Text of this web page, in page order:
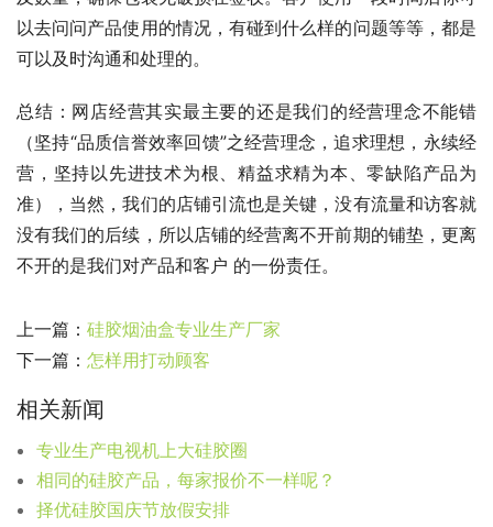
以去问问产品使用的情况，有碰到什么样的问题等等，都是
可以及时沟通和处理的。
总结：网店经营其实最主要的还是我们的经营理念不能错
（坚持“品质信誉效率回馈”之经营理念，追求理想，永续经
营，坚持以先进技术为根、精益求精为本、零缺陷产品为
准），当然，我们的店铺引流也是关键，没有流量和访客就
没有我们的后续，所以店铺的经营离不开前期的铺垫，更离
不开的是我们对产品和客户 的一份责任。
上一篇： 硅胶烟油盒专业生产厂家
下一篇： 怎样用打动顾客
相关新闻
专业生产电视机上大硅胶圈
相同的硅胶产品，每家报价不一样呢？
择优硅胶国庆节放假安排